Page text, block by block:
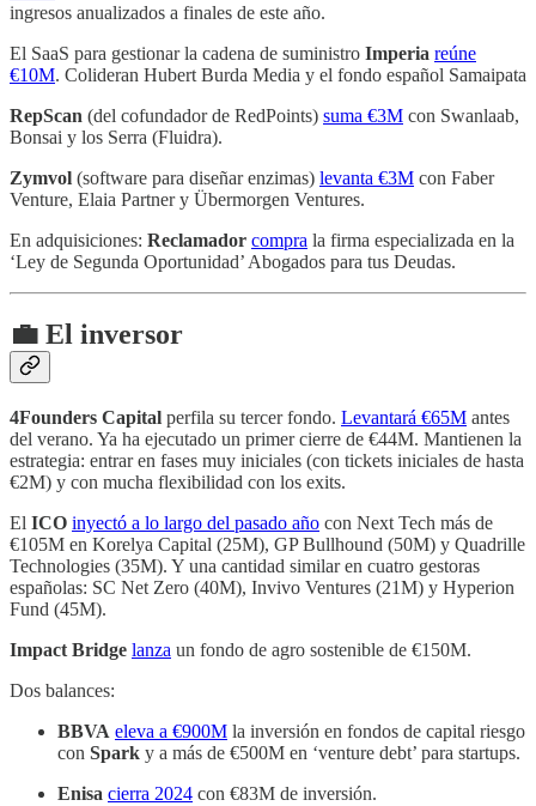
ingresos anualizados a finales de este año.
El SaaS para gestionar la cadena de suministro Imperia reúne
€10M. Colideran Hubert Burda Media y el fondo español Samaipata
RepScan (del cofundador de RedPoints) suma €3M con Swanlaab,
Bonsai y los Serra (Fluidra).
Zymvol (software para diseñar enzimas) levanta €3M con Faber
Venture, Elaia Partner y Übermorgen Ventures.
En adquisiciones: Reclamador compra la firma especializada en la
‘Ley de Segunda Oportunidad’ Abogados para tus Deudas.
💼 El inversor
4Founders Capital perfila su tercer fondo. Levantará €65M antes
del verano. Ya ha ejecutado un primer cierre de €44M. Mantienen la
estrategia: entrar en fases muy iniciales (con tickets iniciales de hasta
€2M) y con mucha flexibilidad con los exits.
El ICO inyectó a lo largo del pasado año con Next Tech más de
€105M en Korelya Capital (25M), GP Bullhound (50M) y Quadrille
Technologies (35M). Y una cantidad similar en cuatro gestoras
españolas: SC Net Zero (40M), Invivo Ventures (21M) y Hyperion
Fund (45M).
Impact Bridge lanza un fondo de agro sostenible de €150M.
Dos balances:
BBVA eleva a €900M la inversión en fondos de capital riesgo
con Spark y a más de €500M en ‘venture debt’ para startups.
Enisa cierra 2024 con €83M de inversión.